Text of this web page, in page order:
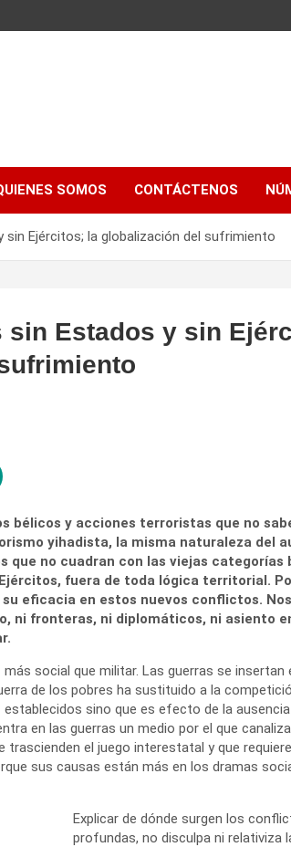
SOMOS CONTÁCTENOS
Ejércitos; la globalización del sufrimiento
sin Estados y sin
bélicos y acciones terroristas que no
yihadista, la misma naturaleza del
que no cuadran con las viejas
fuera de toda lógica territorial.
eficacia en estos nuevos conflictos.
ni fronteras, ni diplomáticos, ni asiento
social que militar. Las guerras se insertan
de los pobres ha sustituido a la
sino que es efecto de la
en las guerras un medio por el que
trascienden el juego interestatal y que
sus causas están más en los dramas
Explicar de dónde surgen los
profundas, no disculpa ni relativiza